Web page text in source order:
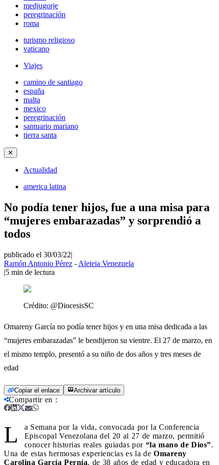
medjugorje
peregrinación
roma
turismo religioso
vaticano
Viajes
camino de santiago
españa
malta
mexico
peregrinación
santuario mariano
tierra santa
✕
Actualidad
america latina
No podía tener hijos, fue a una misa para
“mujeres embarazadas” y sorprendió a
todos
publicado el 30/03/22|
Ramón Antonio Pérez - Aleteia Venezuela
|5 min de lectura
Crédito: @DiocesisSC
Omareny García no podía tener hijos y en una misa dedicada a las
“mujeres embarazadas” le bendijeron su vientre. El 27 de marzo, en
el mismo templo, presentó a su niño de dos años y tres meses de
edad
Copiar el enlace Archivar artículo
Compartir en :
L
a Semana por la vida, convocada por la Conferencia
Episcopal Venezolana del 20 al 27 de marzo, permitió
conocer historias reales guiadas por “la mano de Dios”.
Una de estas hermosas experiencias es la de Omareny
Carolina García Pernía, de 38 años de edad y educadora en